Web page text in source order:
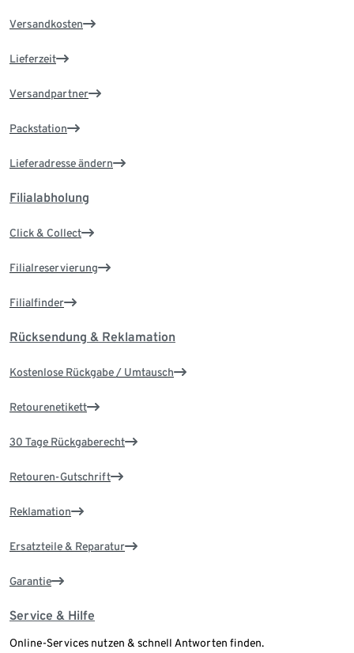
Versandkosten
Lieferzeit
Versandpartner
Packstation
Lieferadresse ändern
Filialabholung
Click & Collect
Filialreservierung
Filialfinder
Rücksendung & Reklamation
Kostenlose Rückgabe / Umtausch
Retourenetikett
30 Tage Rückgaberecht
Retouren-Gutschrift
Reklamation
Ersatzteile & Reparatur
Garantie
Service & Hilfe
Online-Services nutzen & schnell Antworten finden.